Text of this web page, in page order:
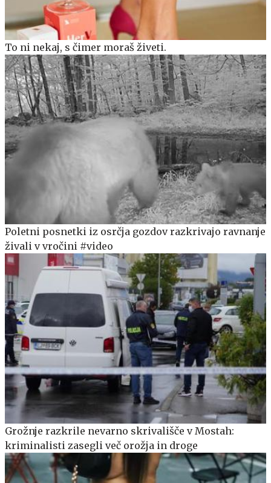
To ni nekaj, s čimer moraš živeti.
Poletni posnetki iz osrčja gozdov razkrivajo ravnanje
živali v vročini #video
Grožnje razkrile nevarno skrivališče v Mostah:
kriminalisti zasegli več orožja in droge